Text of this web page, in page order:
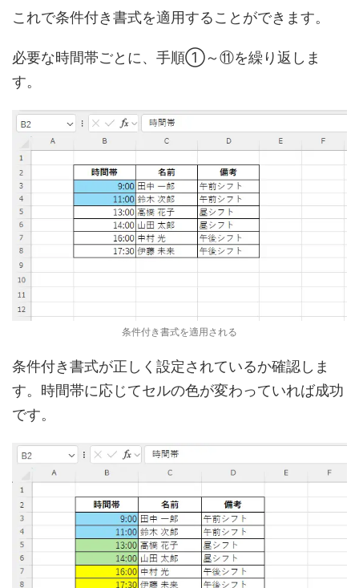
これで条件付き書式を適用することができます。
必要な時間帯ごとに、手順①～⑪を繰り返しま
す。
条件付き書式を適用される
条件付き書式が正しく設定されているか確認しま
す。時間帯に応じてセルの色が変わっていれば成功
です。